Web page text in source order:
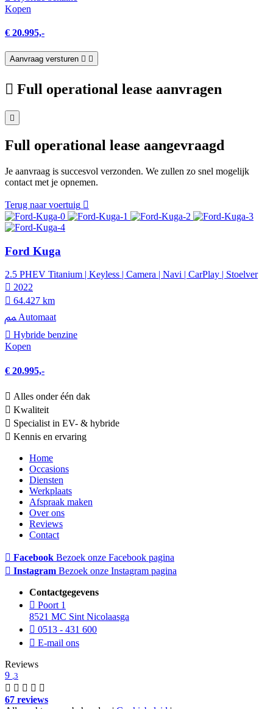
Kopen
€ 20.995,-
Aanvraag versturen
Full operational lease aanvragen
Full operational lease aangevraagd
Je aanvraag is succesvol verzonden. We zullen zo snel mogelijk
contact met je opnemen.
Terug naar voertuig
Ford Kuga
2.5 PHEV Titanium | Keyless | Camera | Navi | CarPlay | Stoelver
2022
64.427 km
Automaat
Hybride benzine
Kopen
€ 20.995,-
Alles onder één dak
Kwaliteit
Specialist in EV- & hybride
Kennis en ervaring
Home
Occasions
Diensten
Werkplaats
Afspraak maken
Over ons
Reviews
Contact
Facebook Bezoek onze Facebook pagina
Instagram Bezoek onze Instagram pagina
Contactgegevens
Poort 1
8521 MC Sint Nicolaasga
0513 - 431 600
E-mail ons
Reviews
9 ,3
67 reviews